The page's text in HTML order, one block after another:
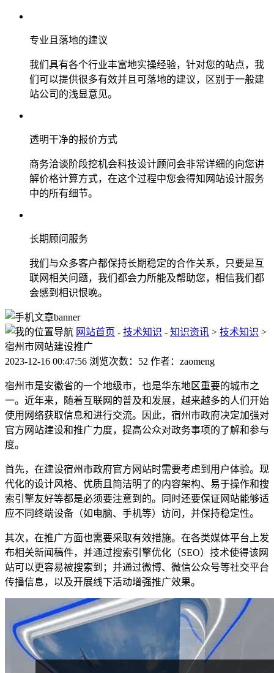
专业且落地的建议
我们具有各个行业丰富地实操经验，针对您的站点，我
们可以提供很多有效并且可落地的建议，区别于一般建
站公司的浅显意见。
透明干净的报价方式
商务洽谈阶段挖机会科技设计顾问会非常详细的向您讲
解价格计算方式，在这个过程中您会得知网站设计服务
中的所有细节。
长期顾问服务
我们与众多客户都保持长期稳定的合作关系，只要是互
联网相关问题，我们都会力所能及帮助您，相信我们都
会感到相识恨晚。
网站首页 - 技术知识 - 知识资讯 > 技术知识 >
宿州市网站建设推广
2023-12-16 00:47:56 浏览次数：52 作者：zaomeng
宿州市是安徽省的一个地级市，也是华东地区重要的城市之
一。近年来，随着互联网的普及和发展，越来越多的人们开始
使用网络获取信息和进行交流。因此，宿州市政府决定加强对
官方网站建设和推广力度，提高公众对政务事项的了解和参与
度。
首先，在建设宿州市政府官方网站时需要考虑到用户体验。现
代化的设计风格、优质且简洁明了的内容架构、易于操作和搜
索引擎友好等都是必须要注意到的。同时还要保证网站能够适
应不同终端设备（如电脑、手机等）访问，并保持稳定性。
其次，在推广方面也需要采取有效措施。在各类媒体平台上发
布相关新闻稿件，并通过搜索引擎优化（SEO）技术使得该网
站可以更容易被搜索到；并通过微博、微信公众号等社交平台
传播信息，以及开展线下活动增强推广效果。